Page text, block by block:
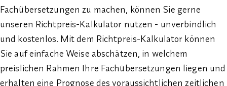
Fachübersetzungen zu machen, können Sie gerne
unseren Richtpreis-Kalkulator nutzen - unverbindlich
und kostenlos. Mit dem Richtpreis-Kalkulator können
Sie auf einfache Weise abschätzen, in welchem
preislichen Rahmen Ihre Fachübersetzungen liegen und
erhalten eine Prognose des voraussichtlichen zeitlichen